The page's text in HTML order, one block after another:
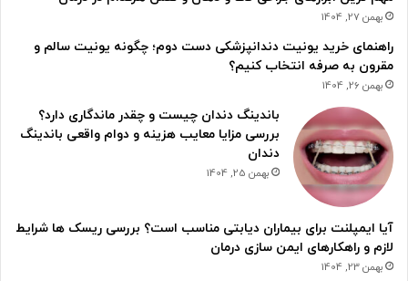
بهمن 27, 1404
راهنمای خرید یونیت دندانپزشکی دست دوم؛ چگونه یونیت سالم و
مقرون به صرفه انتخاب کنیم؟
بهمن 26, 1404
باندینگ دندان چیست و چقدر ماندگاری دارد؟
بررسی مزایا معایب هزینه و دوام واقعی باندینگ
دندان
بهمن 25, 1404
آیا ایمپلنت برای بیماران دیابتی مناسب است؟ بررسی ریسک ها شرایط
لازم و راهکارهای ایمن سازی درمان
بهمن 23, 1404